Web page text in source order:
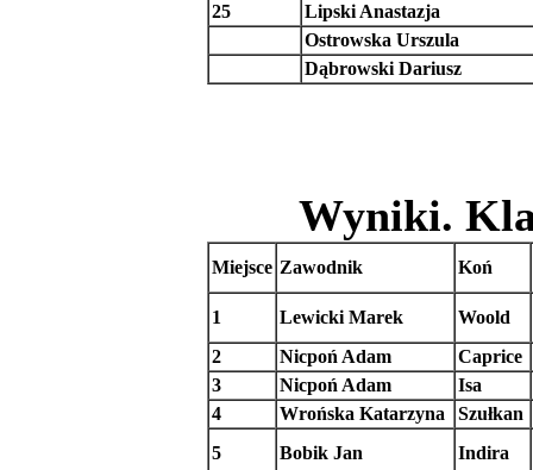
25
Lipski Anastazja
Ostrowska Urszula
Dąbrowski Dariusz
Wyniki.
Miejsce Zawodnik Koń
1 Lewicki Marek
Woold
2
Nicpoń Adam
Caprice
3
Nicpoń Adam
Isa
4
Wrońska Katarzyna
Szułkan
5
Bobik Jan
Indira